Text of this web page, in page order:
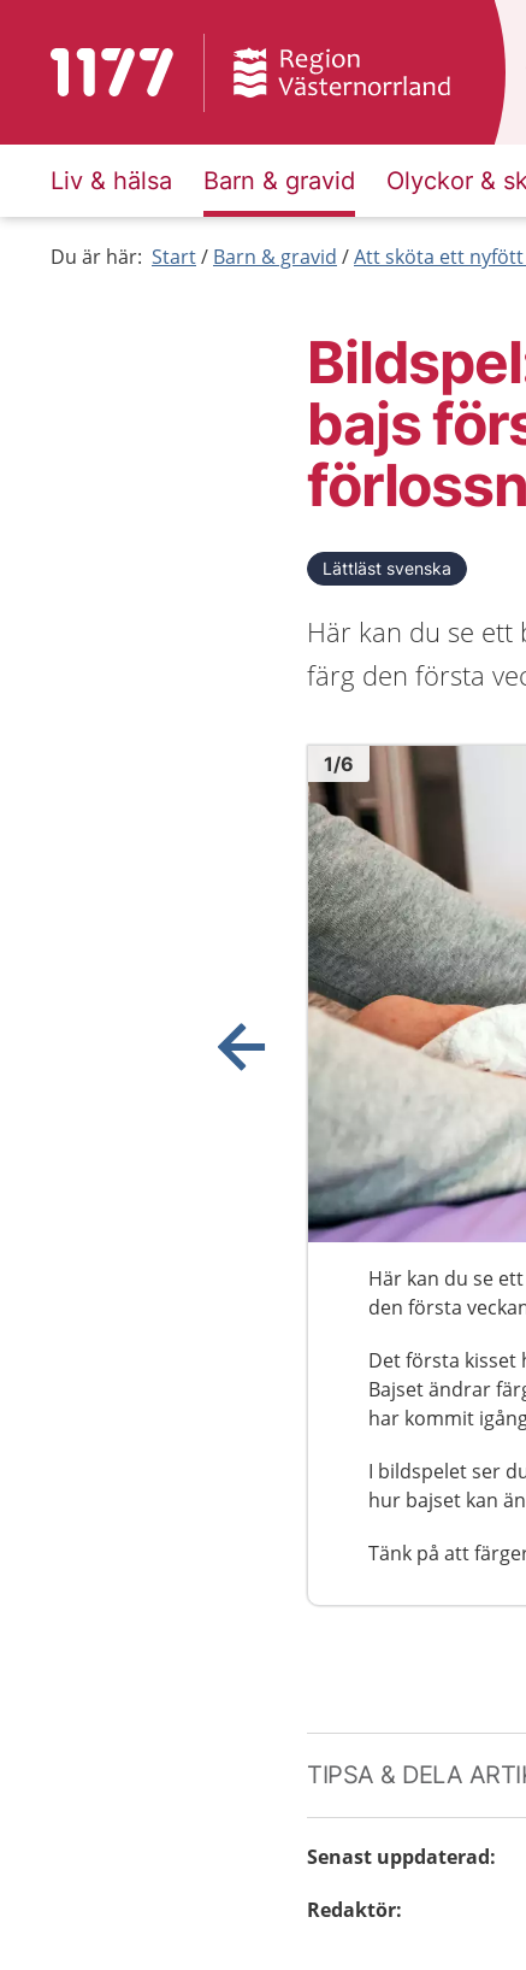
Till startsidan för 1177
Liv & hälsa Barn & gravid Olyckor &
Du är här: Start Barn & gravid Att sköta ett
bajs
Lättläst svenska
Här kan du se ett
färg den första
Bild1
1/6
Här kan du se
den första
Det första kisset
Bajset ändrar
har kommit
I bildspelet ser
hur bajset kan
Tänk på att
TIPSA & DELA
Senast uppdaterad:
Redaktör: